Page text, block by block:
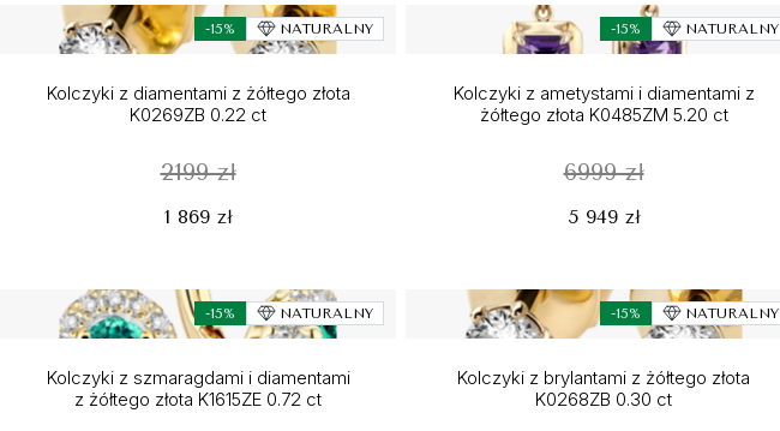
-15% NATURALNY
Kolczyki z diamentami z żółtego złota
K0269ZB 0.22 ct
2199 zł
1 869 zł
-15% NATURALNY
Kolczyki z ametystami i diamentami z
żółtego złota K0485ZM 5.20 ct
6999 zł
5 949 zł
-15% NATURALNY
Kolczyki z szmaragdami i diamentami
z żółtego złota K1615ZE 0.72 ct
-15% NATURALNY
Kolczyki z brylantami z żółtego złota
K0268ZB 0.30 ct